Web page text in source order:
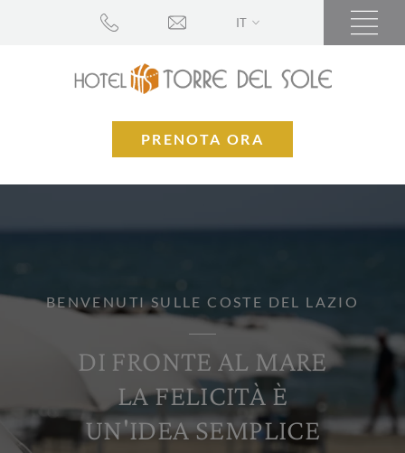
IT
PRENOTA ORA
BENVENUTI SULLE COSTE DEL LAZIO
DI FRONTE AL MARE
LA FELICITÀ È
UN'IDEA SEMPLICE